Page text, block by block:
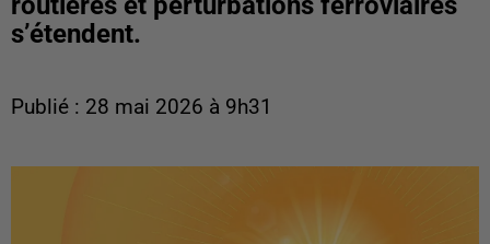
s’étendent.
Publié : 28 mai 2026 à 9h31